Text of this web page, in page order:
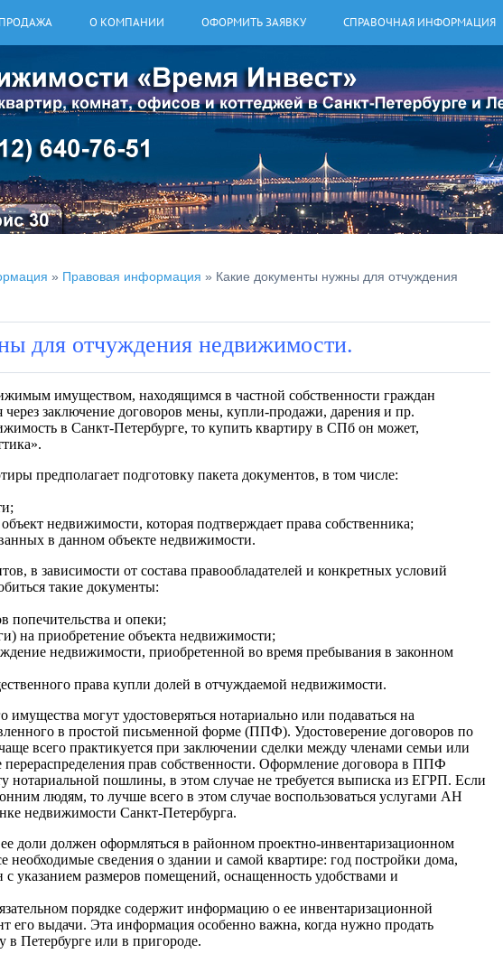
ПРОДАЖА О КОМПАНИИ ОФОРМИТЬ ЗАЯВКУ СПРАВОЧНАЯ ИНФОРМАЦИЯ
» Правовая информация » Какие документы нужны для отчуждения
для отчуждения недвижимости.
имуществом, находящимся в частной собственности граждан
заключение договоров мены, купли-продажи, дарения и пр.
в Санкт-Петербурге, то купить квартиру в СПб он может,
предполагает подготовку пакета документов, в том числе:
недвижимости, которая подтверждает права собственника;
в данном объекте недвижимости.
в зависимости от состава правообладателей и конкретных условий
такие документы:
попечительства и опеки;
на приобретение объекта недвижимости;
недвижимости, приобретенной во время пребывания в законном
права купли долей в отчуждаемой недвижимости.
могут удостоверяться нотариально или подаваться на
в простой письменной форме (ППФ). Удостоверение договоров по
всего практикуется при заключении сделки между членами семьи или
прав собственности. Оформление договора в ППФ
нотариальной пошлины, в этом случае не требуется выписка из ЕГРП. Если
людям, то лучше всего в этом случае воспользоваться услугами АН
недвижимости Санкт-Петербурга.
доли должен оформляться в районном проектно-инвентаризационном
необходимые сведения о здании и самой квартире: год постройки дома,
указанием размеров помещений, оснащенность удобствами и
порядке содержит информацию о ее инвентаризационной
его выдачи. Эта информация особенно важна, когда нужно продать
Петербурге или в пригороде.